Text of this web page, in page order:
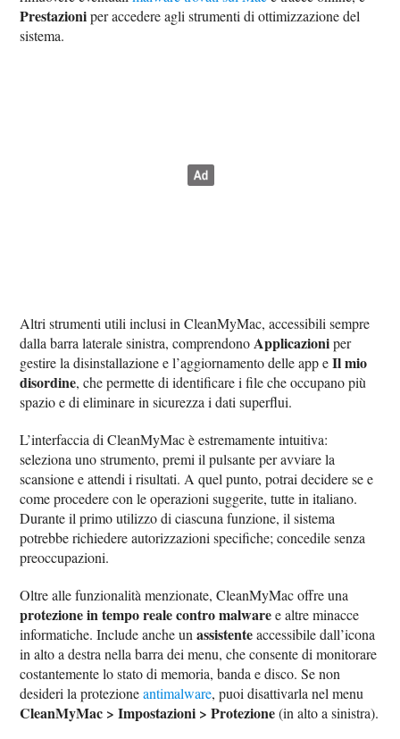
Prestazioniper accedere agli strumenti di ottimizzazione del
sistema.
Altri strumenti utili inclusi in CleanMyMac, accessibili sempre
dalla barra laterale sinistra, comprendono Applicazioniper
gestire la disinstallazione e l’aggiornamento delle app eIl mio
disordine, che permette di identificare i file che occupano più
spazio e di eliminare in sicurezza i dati superflui.
L’interfaccia di CleanMyMac è estremamente intuitiva:
seleziona uno strumento, premi il pulsante per avviare la
scansione e attendi i risultati. A quel punto, potrai decidere se e
come procedere con le operazioni suggerite, tutte in italiano.
Durante il primo utilizzo di ciascuna funzione, il sistema
potrebbe richiedere autorizzazioni specifiche; concedile senza
preoccupazioni.
Oltre alle funzionalità menzionate, CleanMyMac offre una
protezione in tempo reale contro malwaree altre minacce
informatiche. Include anche unassistenteaccessibile dall’icona
in alto a destra nella barra dei menu, che consente di monitorare
costantemente lo stato di memoria, banda e disco. Se non
desideri la protezioneantimalware, puoi disattivarla nel menu
CleanMyMac > Impostazioni > Protezione(in alto a sinistra).